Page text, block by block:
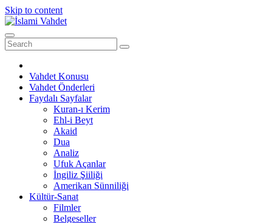
Skip to content
Vahdet Konusu
Vahdet Önderleri
Faydalı Sayfalar
Kuran-ı Kerim
Ehl-i Beyt
Akaid
Dua
Analiz
Ufuk Açanlar
İngiliz Şiiliği
Amerikan Sünniliği
Kültür-Sanat
Filmler
Belgeseller